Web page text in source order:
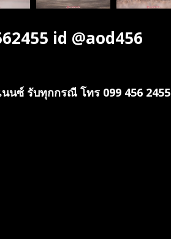
id @aod456
นซ์ รับทุกกรณี โทร 099 456 2455